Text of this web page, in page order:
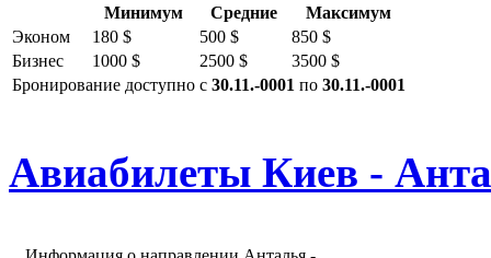
Минимум Средние
Максимум
Эконом
180 $ 500 $
850 $
Бизнес
1000 $ 2500 $
3500 $
Бронирование доступно с 30.11.-0001 по 30.11.-0001
Авиабилеты Киев -